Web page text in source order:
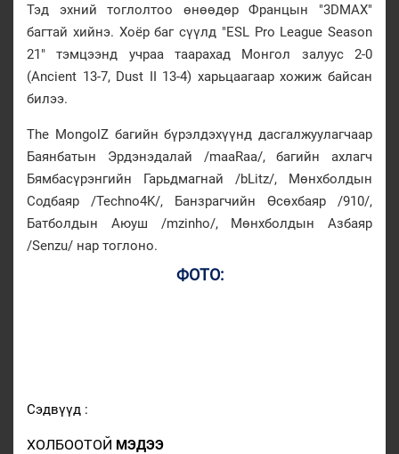
Тэд эхний тоглолтоо өнөөдөр Францын "3DMAX"
багтай хийнэ. Хоёр баг сүүлд "ESL Pro League Season
21" тэмцээнд учраа таарахад Монгол залуус 2-0
(Ancient 13-7, Dust II 13-4) харьцаагаар хожиж байсан
билээ.
The MongolZ багийн бүрэлдэхүүнд дасгалжуулагчаар
Баянбатын Эрдэнэдалай /maaRaa/, багийн ахлагч
Бямбасүрэнгийн Гарьдмагнай /bLitz/, Мөнхболдын
Содбаяр /Techno4K/, Банзрагчийн Өсөхбаяр /910/,
Батболдын Аюуш /mzinho/, Мөнхболдын Азбаяр
/Senzu/ нар тоглоно.
ФОТО:
Сэдвүүд :
ХОЛБООТОЙ МЭДЭЭ